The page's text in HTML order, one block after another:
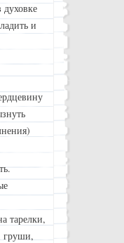
духовке
и
тарелки,
груши,